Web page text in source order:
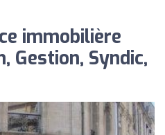
immobilière
Gestion, Syndic,